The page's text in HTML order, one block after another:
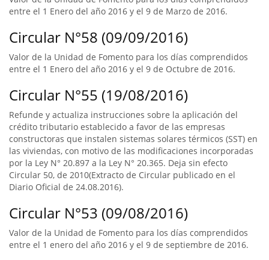
entre el 1 Enero del año 2016 y el 9 de Marzo de 2016.
Circular N°58 (09/09/2016)
Valor de la Unidad de Fomento para los días comprendidos
entre el 1 Enero del año 2016 y el 9 de Octubre de 2016.
Circular N°55 (19/08/2016)
Refunde y actualiza instrucciones sobre la aplicación del
crédito tributario establecido a favor de las empresas
constructoras que instalen sistemas solares térmicos (SST) en
las viviendas, con motivo de las modificaciones incorporadas
por la Ley N° 20.897 a la Ley N° 20.365. Deja sin efecto
Circular 50, de 2010(Extracto de Circular publicado en el
Diario Oficial de 24.08.2016).
Circular N°53 (09/08/2016)
Valor de la Unidad de Fomento para los días comprendidos
entre el 1 enero del año 2016 y el 9 de septiembre de 2016.